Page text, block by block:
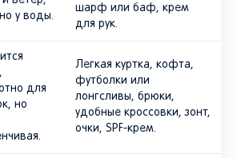
у воды.
шарф или баф, крем
для рук.
для
но
Легкая куртка, кофта,
футболки или
лонгсливы, брюки,
удобные кроссовки, зонт,
очки, SPF-крем.